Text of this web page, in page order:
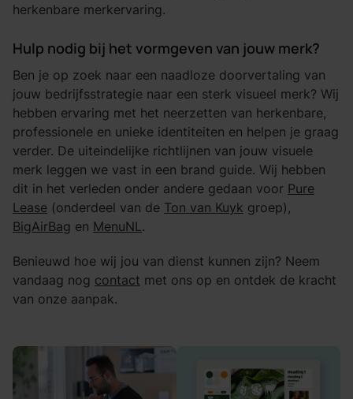
herkenbare merkervaring.
Hulp nodig bij het vormgeven van jouw merk?
Ben je op zoek naar een naadloze doorvertaling van
jouw bedrijfsstrategie naar een sterk visueel merk? Wij
hebben ervaring met het neerzetten van herkenbare,
professionele en unieke identiteiten en helpen je graag
verder. De uiteindelijke richtlijnen van jouw visuele
merk leggen we vast in een brand guide. Wij hebben
dit in het verleden onder andere gedaan voor Pure
Lease (onderdeel van de Ton van Kuyk groep),
BigAirBag en MenuNL.
Benieuwd hoe wij jou van dienst kunnen zijn? Neem
vandaag nog contact met ons op en ontdek de kracht
van onze aanpak.